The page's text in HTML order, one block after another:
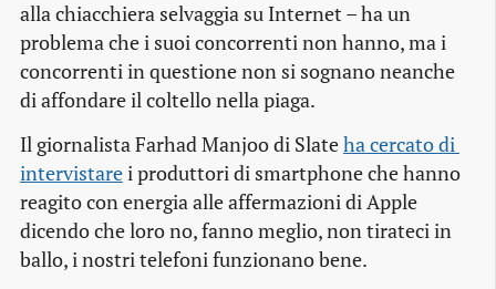
alla chiacchiera selvaggia su Internet – ha un
problema che i suoi concorrenti non hanno, ma i
concorrenti in questione non si sognano neanche
di affondare il coltello nella piaga.
Il giornalista Farhad Manjoo di Slateha cercato di
intervistarei produttori di smartphone che hanno
reagito con energia alle affermazioni di Apple
dicendo che loro no, fanno meglio, non tirateci in
ballo, i nostri telefoni funzionano bene.